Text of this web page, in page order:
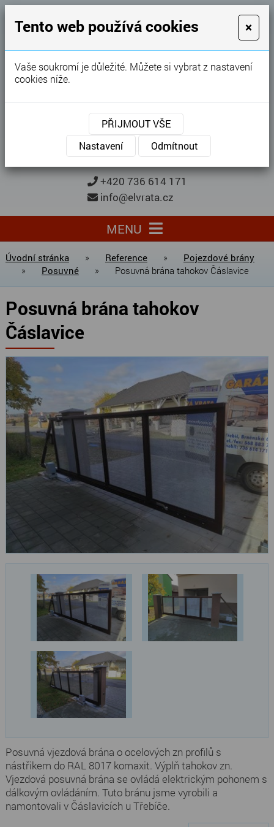
GARÁŽOVÁ VRATA
Karel Procházka
Garážová vrata, brány, ploty ...
Kontaktujte nás
KONTAKTUJTE NÁS
+420 736 614 171
info@elvrata.cz
MENU
Úvodní stránka » Reference »
Pojezdové brány
»
Posuvné » Posuvná brána tahokov Čáslavice
Posuvná brána tahokov
Čáslavice
Posuvná vjezdová brána o ocelových zn profilů s
nástřikem do RAL 8017 komaxit. Výplň tahokov zn.
Vjezdová posuvná brána se ovládá elektrickým pohonem s
dálkovým ovládáním. Tuto bránu jsme vyrobili a
namontovali v Čáslavicích u Třebíče.
Tento web používá cookies ×
Vaše soukromí je důležité. Můžete si vybrat z nastavení
cookies níže.
PŘIJMOUT VŠE
Nastavení
Odmítnout